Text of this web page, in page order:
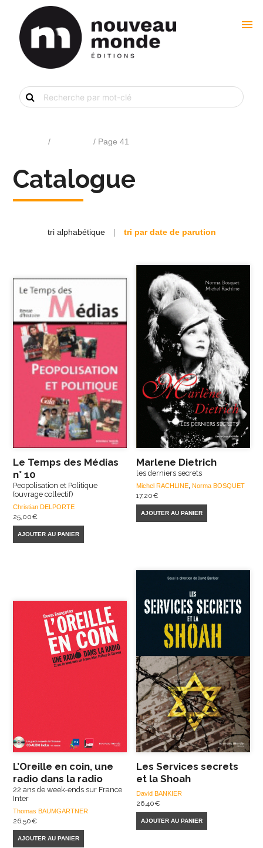
menu
Recherche
de
livre
/ / Page 41
Catalogue
tri alphabétique | tri par date de parution
Le Temps des Médias
n° 10
Peopolisation et Politique
(ouvrage collectif)
Christian DELPORTE
25,00€
AJOUTER AU PANIER
Marlene Dietrich
les derniers secrets
Michel RACHLINE ,Norma BOSQUET
17,20€
AJOUTER AU PANIER
L’Oreille en coin, une
radio dans la radio
22 ans de week-ends sur France
Inter
Thomas BAUMGARTNER
26,50€
AJOUTER AU PANIER
Les Services secrets
et la Shoah
David BANKIER
26,40€
AJOUTER AU PANIER